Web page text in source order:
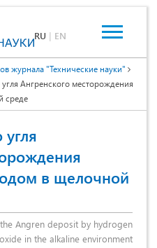
RU | EN
журнала "Технические науки"
Ангренского месторождения
среде
в щелочной
Angren deposit by hydrogen
in the alkaline environment